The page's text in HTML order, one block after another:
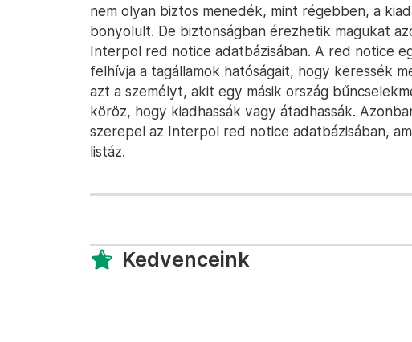
nem olyan biztos menedék, mint régebben, a
bonyolult. De biztonságban érezhetik magukat
Interpol red notice adatbázisában. A red notice
felhívja a tagállamok hatóságait, hogy keressék
azt a személyt, akit egy másik ország
köröz, hogy kiadhassák vagy átadhassák.
szerepel az Interpol red notice adatbázisában,
listáz.
Kedvenceink